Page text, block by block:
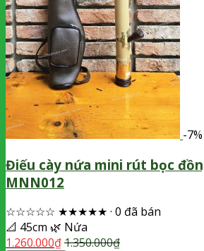
-7%
Điếu cày nứa mini rút bọc
MNN012
☆☆☆☆☆ ★★★★★ · 0 đã bán
📐 45cm 🌿 Nứa
1.260.000₫1.350.000₫